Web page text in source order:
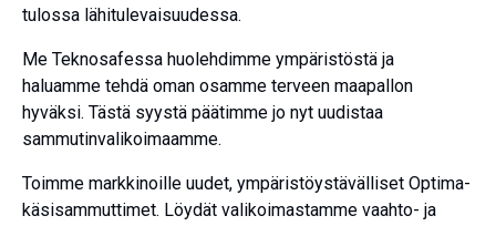
tulossa lähitulevaisuudessa.
Me Teknosafessa huolehdimme ympäristöstä ja
haluamme tehdä oman osamme terveen maapallon
hyväksi. Tästä syystä päätimme jo nyt uudistaa
sammutinvalikoimaamme.
Toimme markkinoille uudet, ympäristöystävälliset Optima-
käsisammuttimet. Löydät valikoimastamme vaahto- ja